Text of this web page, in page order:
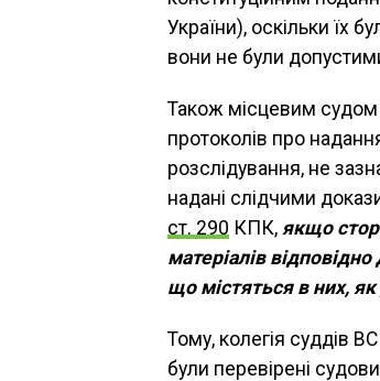
України), оскільки їх
вони не були
Також місцевим судом
протоколів про
розслідування, не
надані слідчими
ст. 290 КПК, якщо
матеріалів
що містяться в них,
Тому, колегія суддів
були перевірені